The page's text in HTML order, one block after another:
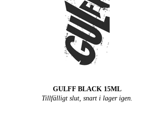
GULFF BLACK 15ML
Tillfälligt slut, snart i lager igen.